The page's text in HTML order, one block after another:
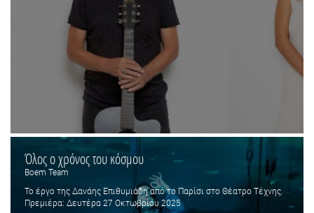
Όλος ο χρόνος του κόσμου
Boem Team
Το έργο της Δανάης Επιθυμιάδη από το Παρίσι στο Θέατρο Τέχνης.
Πρεμιέρα: Δευτέρα 27 Οκτωβρίου 2025